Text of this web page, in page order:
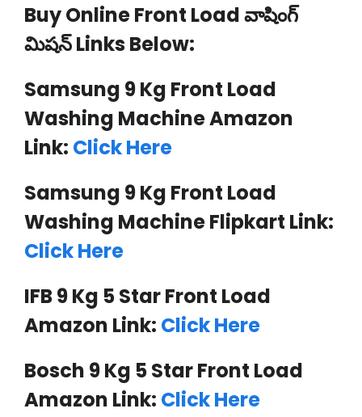
Buy Online Front Load వాషింగ్
మిషన్ Links Below:
Samsung 9 Kg Front Load
Washing Machine Amazon
Link: Click Here
Samsung 9 Kg Front Load
Washing MachineFlipkart Link:
Click Here
IFB 9 Kg 5 Star Front Load
Amazon Link: Click Here
Bosch 9 Kg 5 Star Front Load
Amazon Link: Click Here